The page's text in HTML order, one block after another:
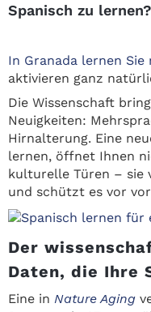
Spanisch zu lernen?
In Granada lernen
aktivieren ganz
Die Wissenschaft
Neuigkeiten:
Hirnalterung. Eine
lernen, öffnet Ihnen
kulturelle Türen – sie
und schützt es vor
Der
Daten, die Ihre
Eine in Nature Aging